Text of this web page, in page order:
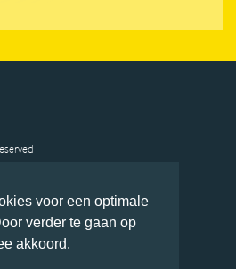
voor een optimale
verder te gaan op
akkoord.
Disclaimer
Cookies